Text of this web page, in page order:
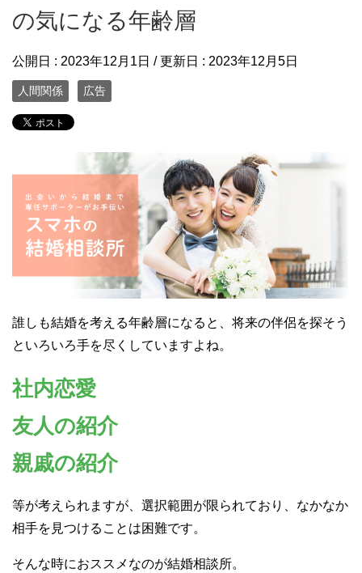
の気になる年齢層
公開日 : 2023年12月1日 / 更新日 : 2023年12月5日
人間関係 広告
誰しも結婚を考える年齢層になると、将来の伴侶を探そう
といろいろ手を尽くしていますよね。
社内恋愛
友人の紹介
親戚の紹介
等が考えられますが、選択範囲が限られており、なかなか
相手を見つけることは困難です。
そんな時におススメなのが結婚相談所。